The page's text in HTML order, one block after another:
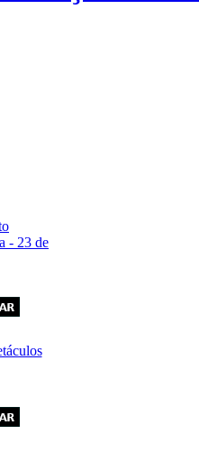
- 23 de